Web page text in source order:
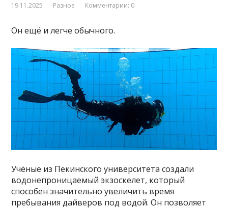
19.11.2025 Разное Комментарии: 0
Он ещё и легче обычного.
Учёные из Пекинского университета создали
водонепроницаемый экзоскелет, который
способен значительно увеличить время
пребывания дайверов под водой. Он позволяет